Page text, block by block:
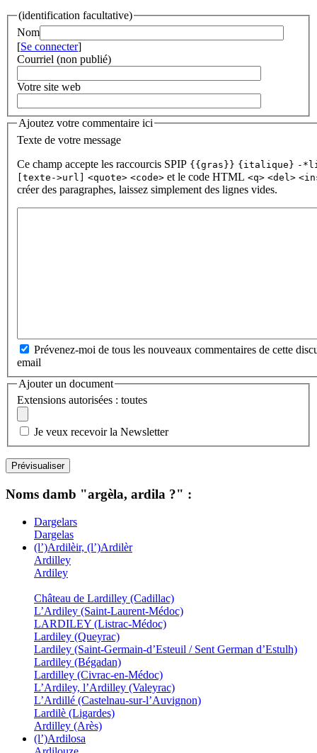
(identification facultative)
Nom
[Se connecter]
Courriel (non publié)
Votre site web
Ajoutez votre commentaire ici
Texte de votre message
Ce champ accepte les raccourcis SPIP {{gras}} {italique} -
[texte->url] <quote> <code> et le code HTML <q> <del>
créer des paragraphes, laissez simplement des lignes vides.
Prévenez-moi de tous les nouveaux commentaires de cette
email
Ajouter un document
Extensions autorisées : toutes
Je veux recevoir la Newsletter
Noms damb "argèla, ardila ?" :
Dargelars
Dargelas
(l’)Ardilèir, (l’)Ardilèr
Ardilley
Ardiley
Château de Lardilley (Cadillac)
L’Ardiley (Saint-Laurent-Médoc)
LARDILEY (Listrac-Médoc)
Lardiley (Queyrac)
Lardiley (Saint-Germain-d’Esteuil / Sent German d’Estulh)
Lardiley (Bégadan)
Lardilley (Civrac-en-Médoc)
L’Ardiley, l’Ardilley (Valeyrac)
L’Ardillé (Castelnau-sur-l’Auvignon)
Lardilè (Ligardes)
Ardilley (Arès)
(l’)Ardilosa